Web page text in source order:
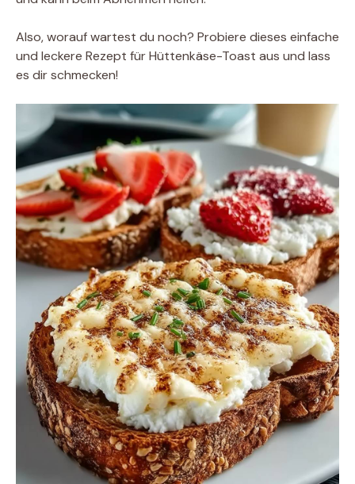
Also, worauf wartest du noch? Probiere dieses einfache
und leckere Rezept für Hüttenkäse-Toast aus und lass
es dir schmecken!